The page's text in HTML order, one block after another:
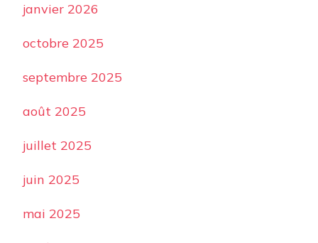
janvier 2026
octobre 2025
septembre 2025
août 2025
juillet 2025
juin 2025
mai 2025